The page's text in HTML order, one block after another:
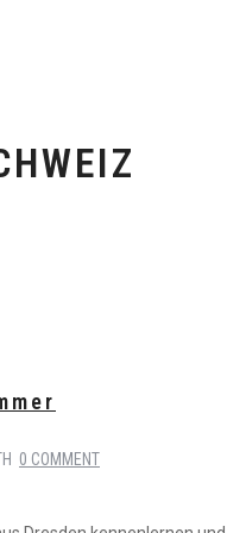
0 COMMENT